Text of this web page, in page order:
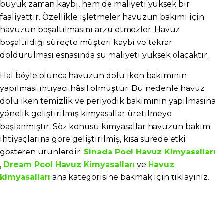
büyük zaman kaybı, hem de maliyeti yüksek bir
faaliyettir. Özellikle işletmeler havuzun bakımı için
havuzun boşaltılmasını arzu etmezler. Havuz
boşaltıldığı süreçte müşteri kaybı ve tekrar
doldurulması esnasında su maliyeti yüksek olacaktır.
Hal böyle olunca havuzun dolu iken bakımının
yapılması ihtiyacı hâsıl olmuştur. Bu nedenle havuz
dolu iken temizlik ve periyodik bakımının yapılmasına
yönelik geliştirilmiş kimyasallar üretilmeye
başlanmıştır. Söz konusu kimyasallar havuzun bakım
ihtiyaçlarına göre geliştirilmiş, kısa sürede etki
gösteren ürünlerdir. Sinada Pool Havuz Kimyasalları
, Dream Pool Havuz Kimyasalları ve Havuz
kimyasalları ana kategorisine bakmak için tıklayınız.